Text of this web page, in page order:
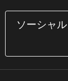
ソーシャ